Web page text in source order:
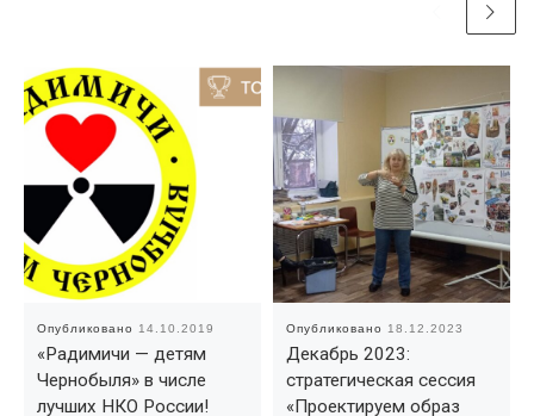
Опубликовано 14.10.2019
«Радимичи — детям
Чернобыля» в числе
лучших НКО России!
Опубликовано 18.12.2023
Декабрь 2023:
стратегическая сессия
«Проектируем образ